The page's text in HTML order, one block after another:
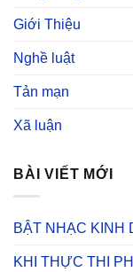
Giới Thiệu
Nghề luật
Tản mạn
Xã luận
BÀI VIẾT MỚI
BẬT NHẠC KINH
KHI THỰC THI